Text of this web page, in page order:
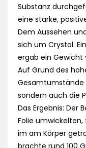
Substanz
eine starke,
Dem Aussehen
sich um Crystal.
ergab ein Gewicht
Auf Grund des
Gesamtumstände
sondern auch die
Das Ergebnis: Der
Folie
im am Körper